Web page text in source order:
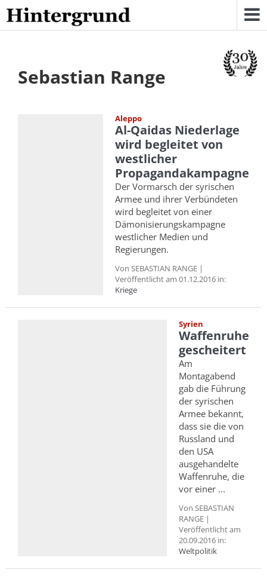
Skip
to
content
Sebastian Range
Aleppo
Al-Qaidas Niederlage
wird begleitet von
westlicher
Propagandakampagne
Der Vormarsch der syrischen
Armee und ihrer Verbündeten
wird begleitet von einer
Dämonisierungskampagne
westlicher Medien und
Regierungen.
Von SEBASTIAN RANGE |
Veröffentlicht am 01.12.2016 in:
Kriege
Syrien
Waffenruhe
gescheitert
Am
Montagabend
gab die Führung
der syrischen
Armee bekannt,
dass sie die von
Russland und
den USA
ausgehandelte
Waffenruhe, die
vor einer ...
Von SEBASTIAN
RANGE |
Veröffentlicht am
20.09.2016 in:
Weltpolitik